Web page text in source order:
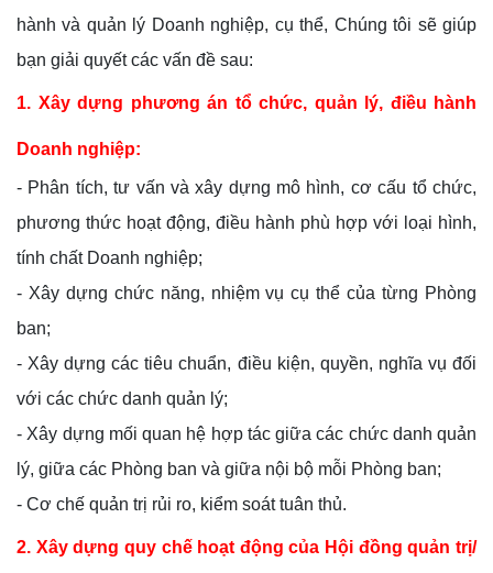
hành và quản lý Doanh nghiệp, cụ thể, Chúng tôi sẽ giúp
bạn giải quyết các vấn đề sau:
1. Xây dựng phương án tổ chức, quản lý, điều hành
Doanh nghiệp:
- Phân tích, tư vấn và xây dựng mô hình, cơ cấu tổ chức,
phương thức hoạt động, điều hành phù hợp với loại hình,
tính chất Doanh nghiệp;
- Xây dựng chức năng, nhiệm vụ cụ thể của từng Phòng
ban;
- Xây dựng các tiêu chuẩn, điều kiện, quyền, nghĩa vụ đối
với các chức danh quản lý;
- Xây dựng mối quan hệ hợp tác giữa các chức danh quản
lý, giữa các Phòng ban và giữa nội bộ mỗi Phòng ban;
- Cơ chế quản trị rủi ro, kiểm soát tuân thủ.
2. Xây dựng quy chế hoạt động của Hội đồng quản trị/